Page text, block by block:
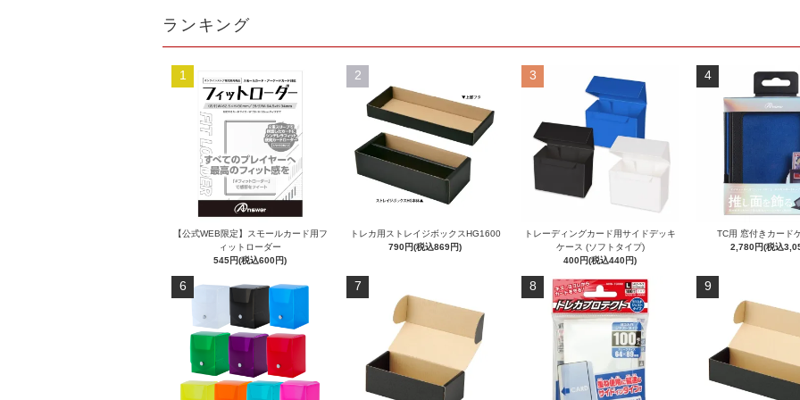
ランキング
1
【公式WEB限定】スモールカード用フ
ィットローダー
545円(税込600円)
2
トレカ用ストレイジボックスHG1600
790円(税込869円)
3
トレーディングカード用サイドデッキ
ケース (ソフトタイプ)
400円(税込440円)
4
TC用 窓付きカード
2,780円(税込
6 7 8 9